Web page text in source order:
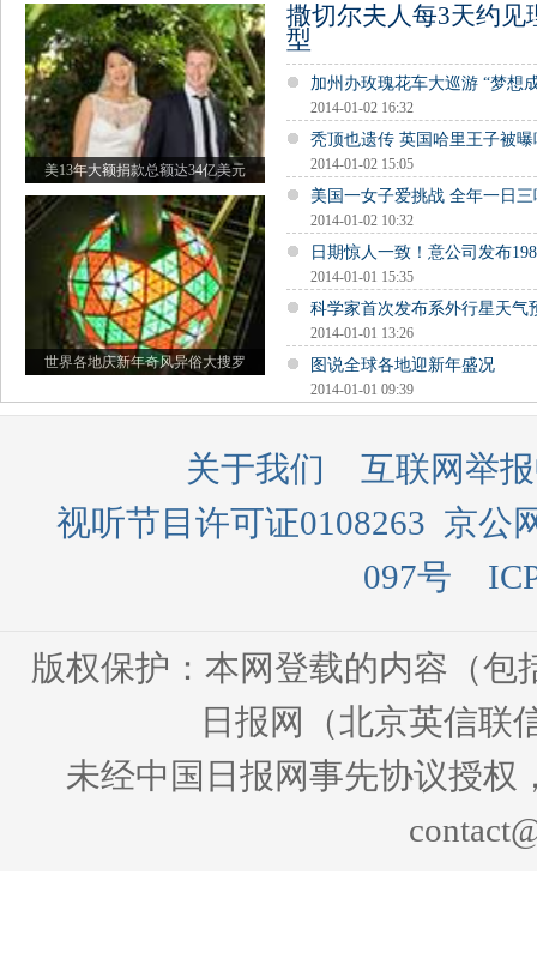
美13年大额捐款总额达34亿美元
世界各地庆新年奇风异俗大搜罗
撒切尔夫人每3天约见
型
加州办玫瑰花车大巡游 “梦想
2014-01-02 16:32
秃顶也遗传 英国哈里王子被
2014-01-02 15:05
美国一女子爱挑战 全年一日
2014-01-02 10:32
日期惊人一致！意公司发布
2014-01-01 15:35
科学家首次发布系外行星天气
2014-01-01 13:26
图说全球各地迎新年盛况
2014-01-01 09:39
关于我们
互联网举
视听节目许可证0108263 京公
097号
版权保护：本网登载的内容（
日报网（北京英信联
未经中国日报网事先协议授权